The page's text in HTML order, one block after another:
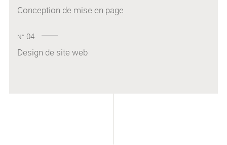
Conception de mise en page
N° 04
Design de site web